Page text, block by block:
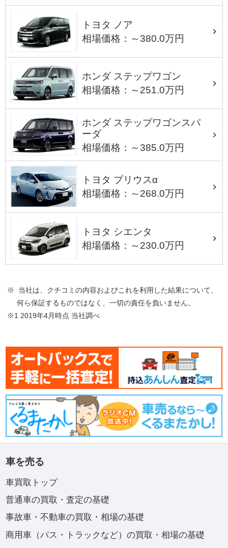
トヨタ ノア
相場価格：～380.0万円
ホンダ ステップワゴン
相場価格：～251.0万円
ホンダ ステップワゴンスパ
ーダ
相場価格：～385.0万円
トヨタ プリウスα
相場価格：～268.0万円
トヨタ シエンタ
相場価格：～230.0万円
※ 当社は、クチコミの内容およびこれを利用した結果について、
何ら保証するものではなく、一切の責任を負いません。
※1 2019年4月時点 当社調べ
車を売る
車買取トップ
普通車の買取・査定の基礎
事故車・不動車の買取・相場の基礎
商用車（バス・トラックなど）の買取・相場の基礎